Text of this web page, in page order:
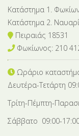
Κατάστημα 1.
Κατάστημα 2.
Πειραιάς 18531
Φωκίωνος: 210
Ωράριο
Δευτέρα-Tετάρτη
Τρίτη-Πέμπτη-
Σάββατο 09:00-